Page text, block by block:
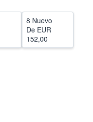
8 Nuevo
De EUR
152,00